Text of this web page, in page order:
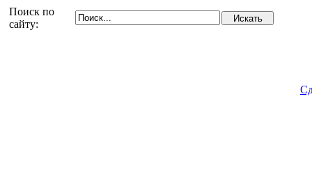
Поиск по
сайту: